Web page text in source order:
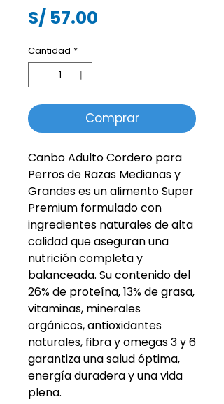
S/ 57.00
Cantidad *
Comprar
Canbo Adulto Cordero para
Perros de Razas Medianas y
Grandes es un alimento Super
Premium formulado con
ingredientes naturales de alta
calidad que aseguran una
nutrición completa y
balanceada. Su contenido del
26% de proteína, 13% de grasa,
vitaminas, minerales
orgánicos, antioxidantes
naturales, fibra y omegas 3 y 6
garantiza una salud óptima,
energía duradera y una vida
plena.